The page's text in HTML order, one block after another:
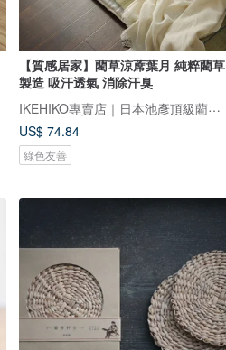
【質感居家】藺草涼蓆葉月 純粹藺草
製造 吸汗透氣 消除汗臭
IKEHIKO專賣店｜日本池彥頂級藺草製品｜讓生活與自然更靠近
US$ 74.84
綠色友善